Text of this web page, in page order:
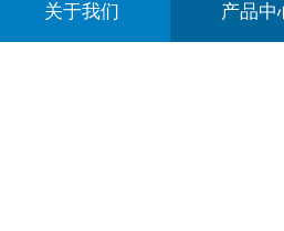
关于我们 产品中